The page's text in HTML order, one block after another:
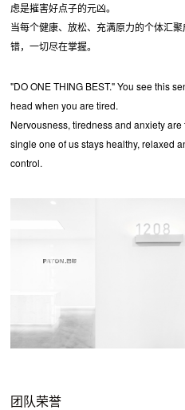
虑是摧害好点子的元凶。
当每个健康、放松、充满原力的个体汇
错，一切尽在掌握。
"DO ONE THING BEST." You see this
head when you are tired.
Nervousness, tiredness and anxiety
single one of us stays healthy, relaxed
control.
团队荣誉